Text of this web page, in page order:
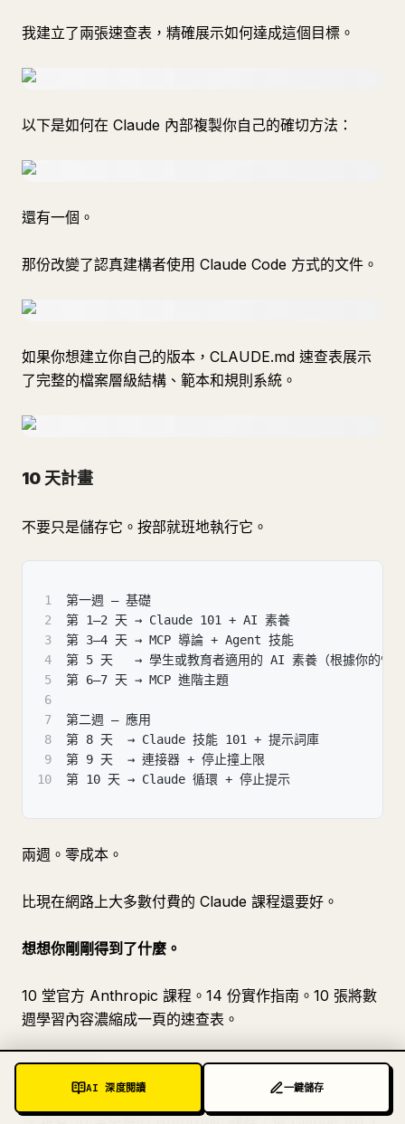
我建立了兩張速查表，精確展示如何達成這個目標。
以下是如何在 Claude 內部複製你自己的確切方法：
還有一個。
那份改變了認真建構者使用 Claude Code 方式的文件。
如果你想建立你自己的版本，CLAUDE.md 速查表展示
了完整的檔案層級結構、範本和規則系統。
10 天計畫
不要只是儲存它。按部就班地執行它。
1
第一週 — 基礎
2
第 1–2 天 → Claude 101 + AI 素養
3
第 3–4 天 → MCP 導論 + Agent 技能
4
第 5 天   → 學生或教育者適用的 AI 素養（根據你的情
5
第 6–7 天 → MCP 進階主題
6
7
第二週 — 應用
8
第 8 天  → Claude 技能 101 + 提示詞庫
9
第 9 天  → 連接器 + 停止撞上限
10
第 10 天 → Claude 循環 + 停止提示
兩週。零成本。
比現在網路上大多數付費的 Claude 課程還要好。
想想你剛剛得到了什麼。
10 堂官方 Anthropic 課程。14 份實作指南。10 張將數
週學習內容濃縮成一頁的速查表。
→ 現有 10 堂免費的 Anthropic 課程，從 Claude 101 +
AI 深度閱讀 一鍵儲存